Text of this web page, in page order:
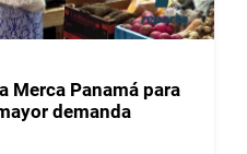
Merca Panamá para
demanda